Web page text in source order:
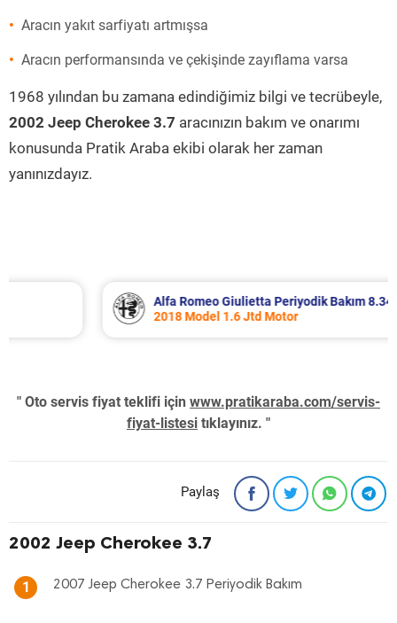
Aracın yakıt sarfiyatı artmışsa
Aracın performansında ve çekişinde zayıflama varsa
1968 yılından bu zamana edindiğimiz bilgi ve tecrübeyle,
2002 Jeep Cherokee 3.7 aracınızın bakım ve onarımı
konusunda Pratik Araba ekibi olarak her zaman
yanınızdayız.
Alfa Romeo Giulietta Periyodik Bakım 8.340 TL
2018 Model 1.6 Jtd Motor
" Oto servis fiyat teklifi için www.pratikaraba.com/servis-
fiyat-listesi tıklayınız. "
Paylaş
2002 Jeep Cherokee 3.7
1 2007 Jeep Cherokee 3.7 Periyodik Bakım